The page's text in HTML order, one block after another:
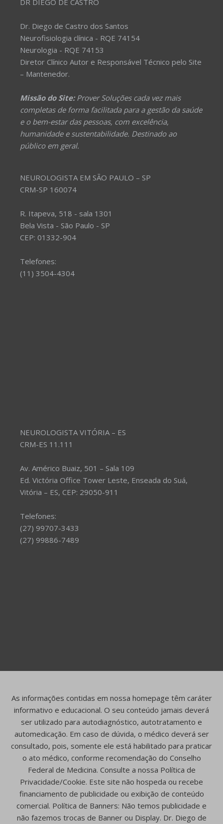
DR DIEGO DE CASTRO
Dr. Diego de Castro dos Santos
Neurofisiologia clínica - RQE 74154
Neurologia - RQE 74153
Diretor Clínico Autor e Responsável Técnico pelo Site
– Mantenedor.
Missão do Site:Prover Soluções cada vez mais
completas de forma facilitada para a gestão da saúde
e o bem-estar das pessoas, com excelência,
humanidade e sustentabilidade. Destinado ao
público em geral.
NEUROLOGISTA EM SÃO PAULO – SP
CRM-SP 160074
R. Itapeva, 518 - sala 1301
Bela Vista - São Paulo - SP
CEP: 01332-904
Telefones:
(11) 3504-4304
NEUROLOGISTA VITÓRIA – ES
CRM-ES 11.111
Av. Américo Buaiz, 501 – Sala 109
Ed. Victória Office Tower Leste, Enseada do Suá,
Vitória – ES, CEP: 29050-911
Telefones:
(27) 99707-3433
(27) 99886-7489
As informações contidas em nossa homepage têm caráter
informativo e educacional. O seu conteúdo jamais deverá
ser utilizado para autodiagnóstico, autotratamento e
automedicação. Em caso de dúvida, o médico deverá ser
consultado, pois, somente ele está habilitado para praticar
o ato médico, conforme recomendação do Conselho
Federal de Medicina. Consulte a nossa Política de
Privacidade/Cookie. Este site não hospeda ou recebe
financiamento de publicidade ou exibição de conteúdo
comercial. Política de Banners: Não temos publicidade e
não fazemos trocas de Banner ou Display. Dr. Diego de